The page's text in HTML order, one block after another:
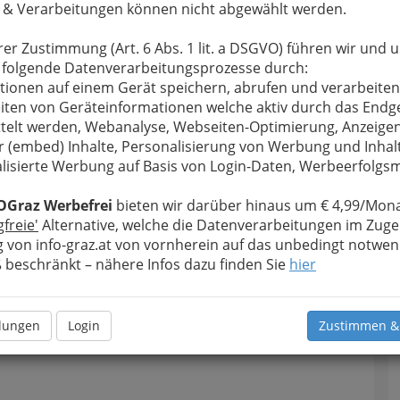
& Verarbeitungen können nicht abgewählt werden.
Zustimmung (Art. 6 Abs. 1 lit. a DSGVO) führen wir und
Datenverarbeitungsprozesse durch:
auf einem Gerät speichern, abrufen und
von Geräteinformationen welche aktiv durch das
werden, Webanalyse, Webseiten-Optimierung,
(embed) Inhalte, Personalisierung von Werbung und
Werbung auf Basis von Login-Daten,
Werbefrei bieten wir darüber hinaus um € 4,99/
Alternative, welche die Datenverarbeitungen im
von info-graz.at von vornherein auf das unbedingt
beschränkt – nähere Infos dazu finden Sie hier
Login Zustimmen
Ihre Nachricht wird nach dem Absenden
Vogl weitergeleitet.
Meine Nachricht